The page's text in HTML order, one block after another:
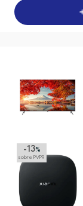
-13%
sobre PVPR